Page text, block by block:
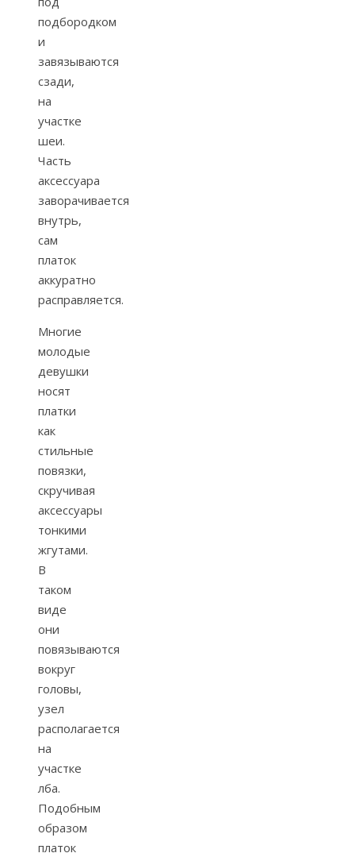
подбородком
и
завязываются
сзади,
на
участке
шеи.
Часть
аксессуара
заворачивается
внутрь,
сам
платок
аккуратно
расправляется.
Многие
молодые
девушки
носят
платки
как
стильные
повязки,
скручивая
аксессуары
тонкими
жгутами.
В
таком
виде
они
повязываются
вокруг
головы,
узел
располагается
на
участке
лба.
Подобным
образом
платок